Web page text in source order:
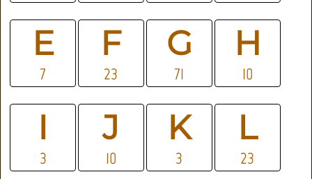
E
7
F
23
G
71
H
10
I
3
J
10
K
3
L
23